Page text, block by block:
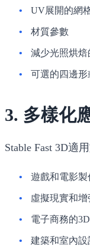
UV展開的網
材質參數
減少光照烘
可選的四邊
3. 多樣化
Stable Fast 3D適
遊戲和電影
虛擬現實和
電子商務的
建築和室內設